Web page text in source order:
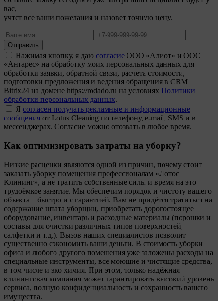
вас,
учтет все ваши пожелания и назовет точную цену.
Отправить
Нажимая кнопку, я даю согласие ООО «Алиот» и ООО
«Антарес» на обработку моих персональных данных для
обработки заявки, обратной связи, расчета стоимости,
подготовки предложения и ведения обращения в CRM
Bitrix24 на домене https://rodado.ru на условиях Политики
обработки персональных данных.
Я согласен получать рекламные и информационные
сообщения от Lotus Cleaning по телефону, e-mail, SMS и в
мессенджерах. Согласие можно отозвать в любое время.
Как оптимизировать затраты на уборку?
Низкие расценки являются одной из причин, почему стоит
заказать уборку помещения профессионалам «Лотос
Клининг», а не тратить собственные силы и время на это
трудоёмкое занятие. Мы обеспечим порядок и чистоту вашего
объекта – быстро и с гарантией. Вам не придётся тратиться на
содержание штата уборщиц, приобретать дорогостоящее
оборудование, инвентарь и расходные материалы (порошки и
составы для очистки различных типов поверхностей,
салфетки и т.д.). Вызов наших специалистов позволит
существенно сэкономить ваши деньги. В стоимость уборки
офиса и любого другого помещения уже заложены расходы на
специальные инструменты, все моющие и чистящие средства,
в том числе и эко химия. При этом, только надёжная
клининговая компания может гарантировать высокий уровень
сервиса, полную конфиденциальность и сохранность вашего
имущества.